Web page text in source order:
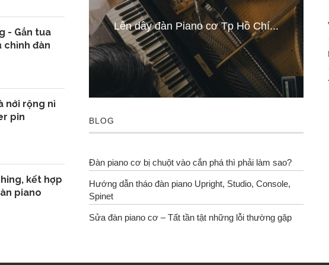
- Gắn tua
chỉnh đàn
nới rộng nỉ
pin
kết hợp
piano
bị, dụng cụ... Lên dây đàn Piano cơ Tp Hồ Chí...
BLOG
Đàn piano cơ bị chuột vào cắn phá thì phải làm sao?
Hướng dẫn tháo đàn piano Upright, Studio, Console,
Spinet
Sửa đàn piano cơ – Tất tần tật những lỗi thường gặp